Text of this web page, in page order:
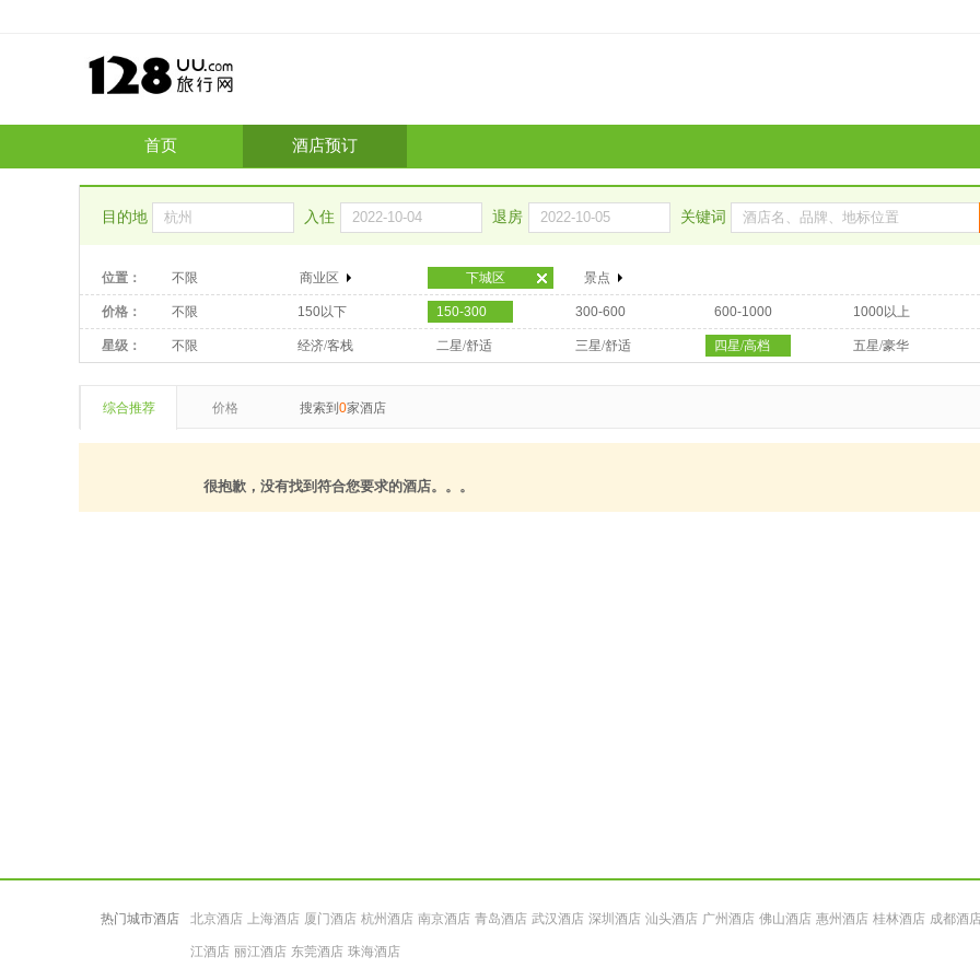
首页 酒店预订
目的地 入住 退房 关键词
位置： 不限 商业区 下城区 景点
价格： 不限 150以下 150-300 300-600 600-1000 1000以上
星级： 不限 经济/客栈 二星/舒适 三星/舒适 四星/高档 五星/豪华
综合推荐 价格 搜索到 0家酒店
很抱歉，没有找到符合您要求的酒店。。。
热门城市酒店 北京酒店 上海酒店 厦门酒店 杭州酒店 南京酒店 青岛酒店 武汉酒店 深圳酒店 汕头酒店 广州酒店 佛山酒店 惠州酒店 桂林酒店 成都酒
江酒店 丽江酒店 东莞酒店 珠海酒店